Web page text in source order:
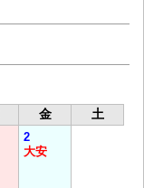
金 土
2
大安